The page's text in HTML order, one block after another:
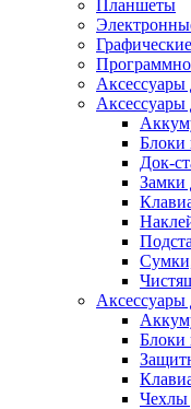
Планшеты
Аксессуары
Блоки
Док-
Замки
Аксессуары
Блоки
Чехлы